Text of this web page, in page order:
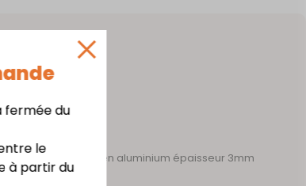
fermée du
le
à partir du
1mm – support en aluminium épaisseur 3mm